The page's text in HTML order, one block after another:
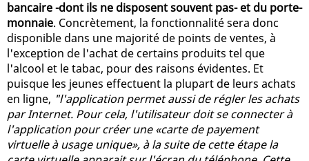
bancaire -dont ils ne disposent souvent pas- et du porte-
monnaie. Concrètement, la fonctionnalité sera donc
disponible dans une majorité de points de ventes, à
l'exception de l'achat de certains produits tel que
l'alcool et le tabac, pour des raisons évidentes. Et
puisque les jeunes effectuent la plupart de leurs achats
en ligne, "l'application permet aussi de régler les achats
par Internet. Pour cela, l'utilisateur doit se connecter à
l'application pour créer une «carte de payement
virtuelle à usage unique», à la suite de cette étape la